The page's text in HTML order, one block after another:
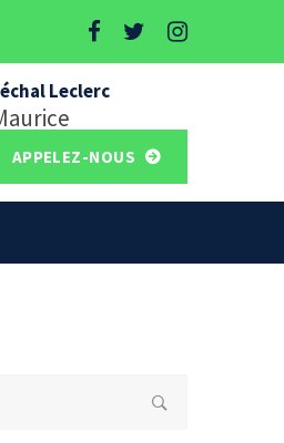
Leclerc
APPELEZ-NOUS